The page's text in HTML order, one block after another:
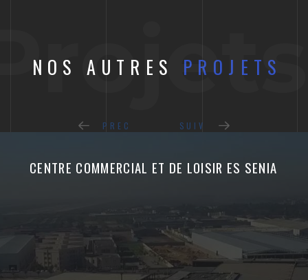
NOS AUTRES PROJETS
CENTRE COMMERCIAL ET DE LOISIR ES SENIA
PREC SUIV